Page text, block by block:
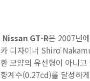
Nissan GT-R은 2007년
카 디자이너 Shirō
한 모양의 유선형이 아니
향계수(0.27cd)를 달성하